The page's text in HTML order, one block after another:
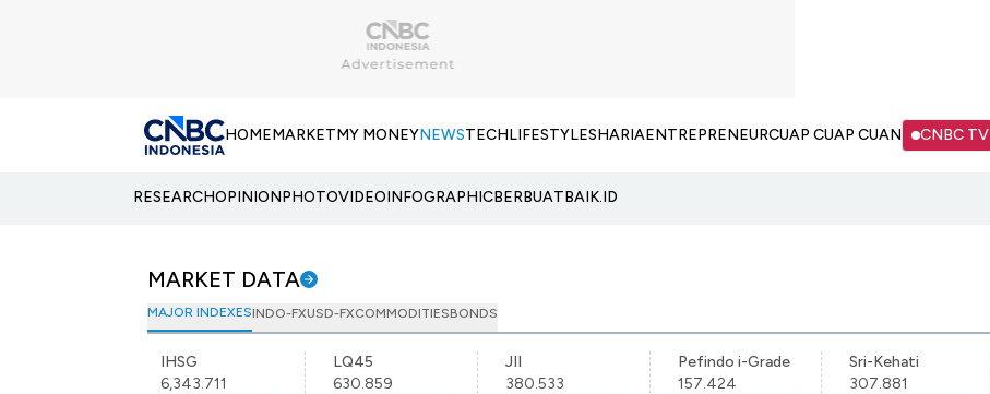
HOMEMARKETMY MONEYNEWSTECHLIFESTYLESHARIAENTREPRENEURCUAP CUAP CUAN CNBC TV
RESEARCHOPINIONPHOTOVIDEOINFOGRAPHICBERBUATBAIK.ID
MARKET DATA
MAJOR INDEXESINDO-FXUSD-FXCOMMODITIESBONDS
IHSG
6,343.711
LQ45
630.859
JII
380.533
Pefindo i-Grade
157.424
Sri-Kehati
307.881